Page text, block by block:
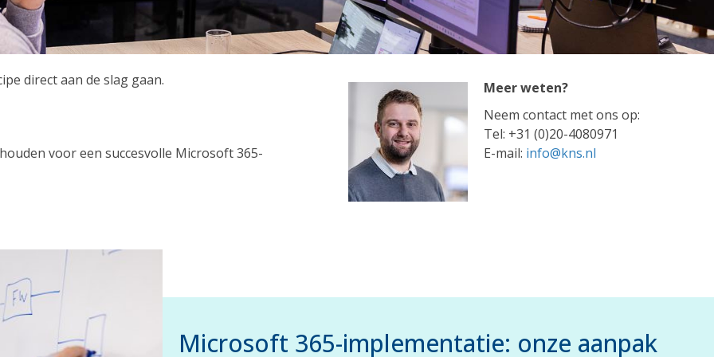
direct aan de slag gaan.
voor een succesvolle Microsoft 365-
Meer weten?
Neem contact met ons op:
Tel: +31 (0)20-4080971
E-mail: info@kns.nl
Microsoft 365-implementatie: onze aanpak